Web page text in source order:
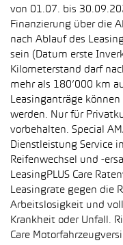
von 01.07. bis
Finanzierung über die
nach Ablauf des
sein (Datum erste
Kilometerstand darf
mehr als 180’000 km
Leasinganträge
werden. Nur für
vorbehalten. Special
Dienstleistung Service
Reifenwechsel und -
LeasingPLUS Care
Leasingrate gegen die
Arbeitslosigkeit und
Krankheit oder Unfall.
Care